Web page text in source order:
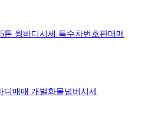
톤 윙바디시세 특수차번호판매매
매매 개별화물넘버시세